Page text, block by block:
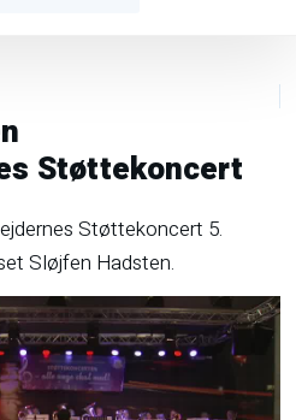
Støttekoncert​
Støttekoncert 5.
Sløjfen Hadsten.